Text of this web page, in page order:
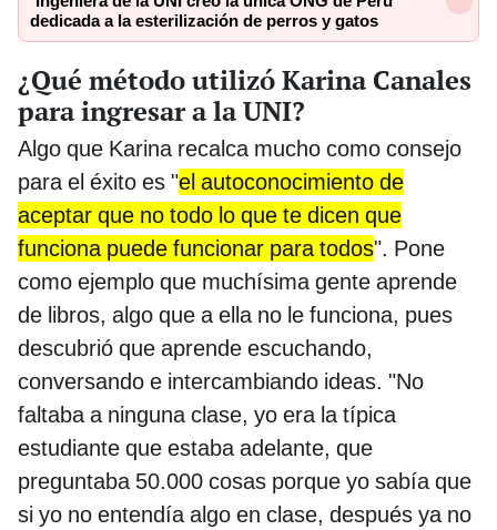
dedicada a la esterilización de perros y gatos
¿Qué método utilizó Karina Canales
para ingresar a la UNI?
Algo que Karina recalca mucho como consejo
para el éxito es "el autoconocimiento de
aceptar que no todo lo que te dicen que
funciona puede funcionar para todos". Pone
como ejemplo que muchísima gente aprende
de libros, algo que a ella no le funciona, pues
descubrió que aprende escuchando,
conversando e intercambiando ideas. "No
faltaba a ninguna clase, yo era la típica
estudiante que estaba adelante, que
preguntaba 50.000 cosas porque yo sabía que
si yo no entendía algo en clase, después ya no